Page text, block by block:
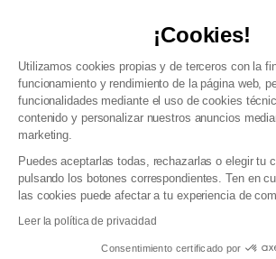
¡Cookies!
Utilizamos cookies propias y de terceros con la
funcionamiento y rendimiento de la página web,
funcionalidades mediante el uso de cookies
contenido y personalizar nuestros anuncios
marketing.
Puedes aceptarlas todas, rechazarlas o elegir tu
pulsando los botones correspondientes. Ten en
las cookies puede afectar a tu experiencia de
Leer la política de privacidad
Consentimiento certificado por
Política de gestión de datos
Condiciones generales de Venta
Declaración de accesibilidad